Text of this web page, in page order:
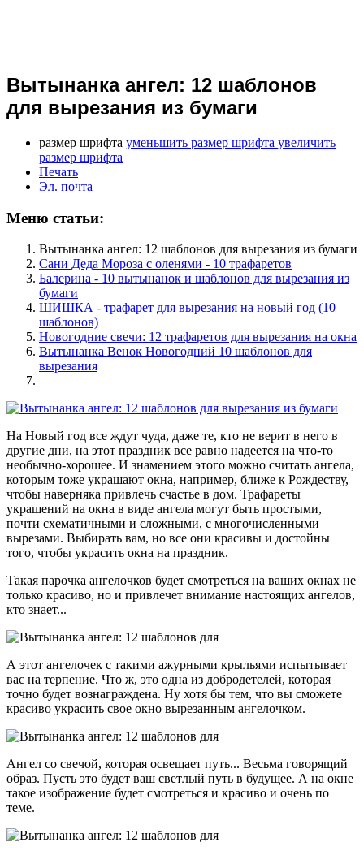
Вытынанка ангел: 12 шаблонов
для вырезания из бумаги
размер шрифта уменьшить размер шрифта увеличить
размер шрифта
Печать
Эл. почта
Меню статьи:
Вытынанка ангел: 12 шаблонов для вырезания из бумаги
Сани Деда Мороза с оленями - 10 трафаретов
Балерина - 10 вытынанок и шаблонов для вырезания из
бумаги
ШИШКА - трафарет для вырезания на новый год (10
шаблонов)
Новогодние свечи: 12 трафаретов для вырезания на окна
Вытынанка Венок Новогодний 10 шаблонов для
вырезания
На Новый год все ждут чуда, даже те, кто не верит в него в
другие дни, на этот праздник все равно надеется на что-то
необычно-хорошее. И знамением этого можно считать ангела,
которым тоже украшают окна, например, ближе к Рождеству,
чтобы наверняка привлечь счастье в дом. Трафареты
украшений на окна в виде ангела могут быть простыми,
почти схематичными и сложными, с многочисленными
вырезами. Выбирать вам, но все они красивы и достойны
того, чтобы украсить окна на праздник.
Такая парочка ангелочков будет смотреться на ваших окнах не
только красиво, но и привлечет внимание настоящих ангелов,
кто знает...
А этот ангелочек с такими ажурными крыльями испытывает
вас на терпение. Что ж, это одна из добродетелей, которая
точно будет вознаграждена. Ну хотя бы тем, что вы сможете
красиво украсить свое окно вырезанным ангелочком.
Ангел со свечой, которая освещает путь... Весьма говорящий
образ. Пусть это будет ваш светлый путь в будущее. А на окне
такое изображение будет смотреться и красиво и очень по
теме.